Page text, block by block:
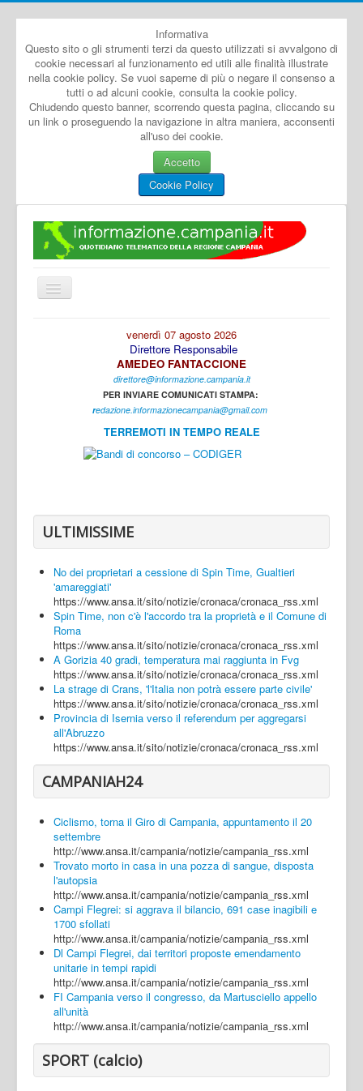
Informativa
Questo sito o gli strumenti terzi da questo utilizzati si avvalgono di
cookie necessari al funzionamento ed utili alle finalità illustrate
nella cookie policy. Se vuoi saperne di più o negare il consenso a
tutti o ad alcuni cookie, consulta la cookie policy.
Chiudendo questo banner, scorrendo questa pagina, cliccando su
un link o proseguendo la navigazione in altra maniera, acconsenti
all'uso dei cookie.
Accetto
Cookie Policy
Cambia
navigazione
Caserta
Napoli
Salerno
Login
venerdì 07 agosto 2026
Direttore Responsabile
AMEDEO FANTACCIONE
direttore@informazione.campania.it
PER INVIARE COMUNICATI STAMPA:
redazione.informazionecampania@gmail.com
TERREMOTI IN TEMPO REALE
ULTIMISSIME
No dei proprietari a cessione di Spin Time, Gualtieri
'amareggiati'
https://www.ansa.it/sito/notizie/cronaca/cronaca_rss.xml
Spin Time, non c'è l'accordo tra la proprietà e il Comune di
Roma
https://www.ansa.it/sito/notizie/cronaca/cronaca_rss.xml
A Gorizia 40 gradi, temperatura mai raggiunta in Fvg
https://www.ansa.it/sito/notizie/cronaca/cronaca_rss.xml
La strage di Crans, 'l'Italia non potrà essere parte civile'
https://www.ansa.it/sito/notizie/cronaca/cronaca_rss.xml
Provincia di Isernia verso il referendum per aggregarsi
all'Abruzzo
https://www.ansa.it/sito/notizie/cronaca/cronaca_rss.xml
CAMPANIAH24
Ciclismo, torna il Giro di Campania, appuntamento il 20
settembre
http://www.ansa.it/campania/notizie/campania_rss.xml
Trovato morto in casa in una pozza di sangue, disposta
l'autopsia
http://www.ansa.it/campania/notizie/campania_rss.xml
Campi Flegrei: si aggrava il bilancio, 691 case inagibili e
1700 sfollati
http://www.ansa.it/campania/notizie/campania_rss.xml
Dl Campi Flegrei, dai territori proposte emendamento
unitarie in tempi rapidi
http://www.ansa.it/campania/notizie/campania_rss.xml
FI Campania verso il congresso, da Martusciello appello
all'unità
http://www.ansa.it/campania/notizie/campania_rss.xml
SPORT (calcio)